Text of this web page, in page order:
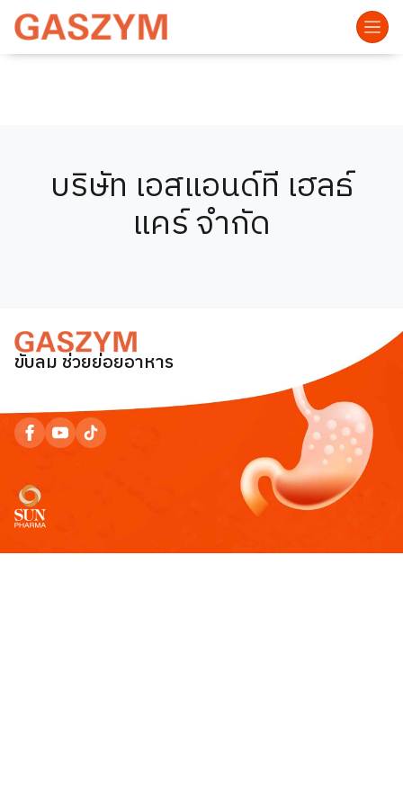
บริษัท เอสแอนด์ที เฮลธ์
แคร์ จำกัด
ขับลม ช่วยย่อยอาหาร